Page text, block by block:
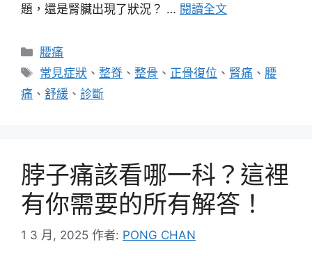
題，還是腎臟出現了狀況？ … 閱讀全文
分
類
腰痛
標
籤
常見症狀 、整脊 、整骨 、 正骨復位 、 腎痛 、 腰
痛 、 舒緩 、 診斷
脖子痛該看哪一科？這裡
有你需要的所有解答！
1 3 月, 2025 作者: PONG CHAN